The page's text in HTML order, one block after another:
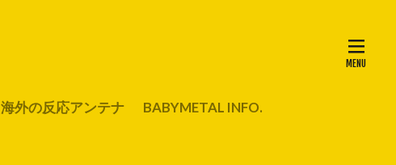
海外の反応アンテナ BABYMETAL INFO.